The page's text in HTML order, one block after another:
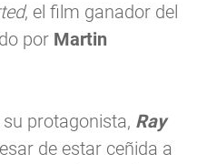
, el film ganador del
por Martin
protagonista, Ray
de estar ceñida a